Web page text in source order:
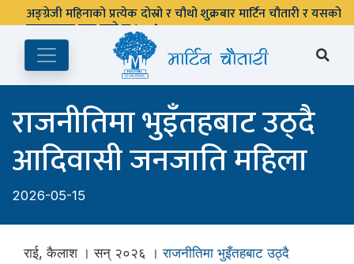
अङ्ग्रेजी महिनाको प्रत्येक दोस्रो र चौथो शुक्रबार मार्टिन चौतारी र यसको
पुस्तकालय बन्द रहने छ ।
राजनीतिमा भुइँतहबाट उठ्दै
आदिवासी जनजाति महिला
2026-05-15
राई, कैलाश । सन् २०२६ ।राजनीतिमा भुइँतहबाट उठ्दै